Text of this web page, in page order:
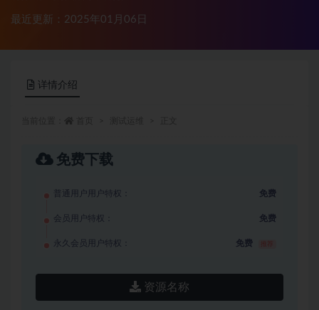
最近更新：2025年01月06日
详情介绍
免费下载
普通用户用户特权： 免费
会员用户特权： 免费
永久会员用户特权： 免费
资源名称